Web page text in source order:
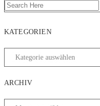
KATEGORIEN
ARCHIV